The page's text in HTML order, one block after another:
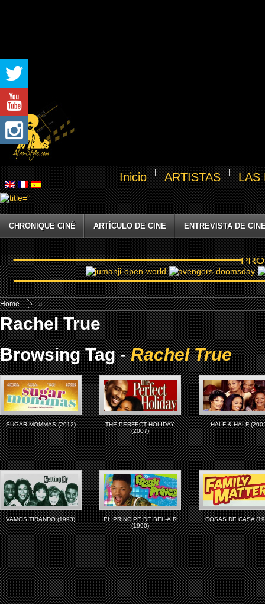
Inicio ARTISTAS LAS
CHRONIQUE CINÉ ARTÍCULO DE CINE ENTREVISTA DE
Home »
Rachel True
Browsing Tag -Rachel True
SUGAR MOMMAS (2012)
THE PERFECT HOLIDAY
(2007)
HALF & HALF
VAMOS TIRANDO (1993)
EL PRINCIPE DE BEL-AIR
(1990)
COSAS DE CASA